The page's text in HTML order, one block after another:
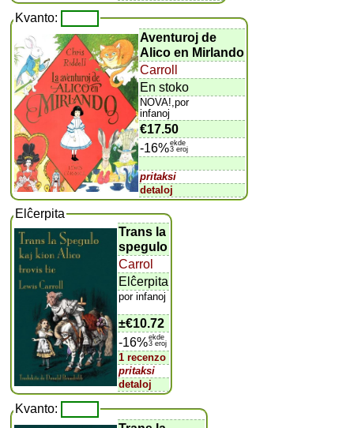
Kvanto:
Aventuroj de
Alico en Mirlando
Carroll
En stoko
NOVA!,por
infanoj
€17.50
-16%ekde
3 eroj
pritaksi
detaloj
Elĉerpita
Trans la
spegulo
Carrol
Elĉerpita
por infanoj
±€10.72
-16%ekde
3 eroj
1 recenzo
pritaksi
detaloj
Kvanto: